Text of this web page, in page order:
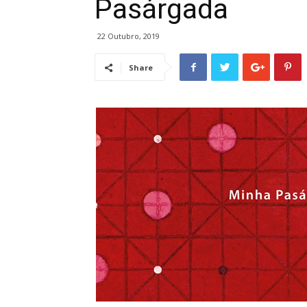
Pasárgada
22 Outubro, 2019
Share